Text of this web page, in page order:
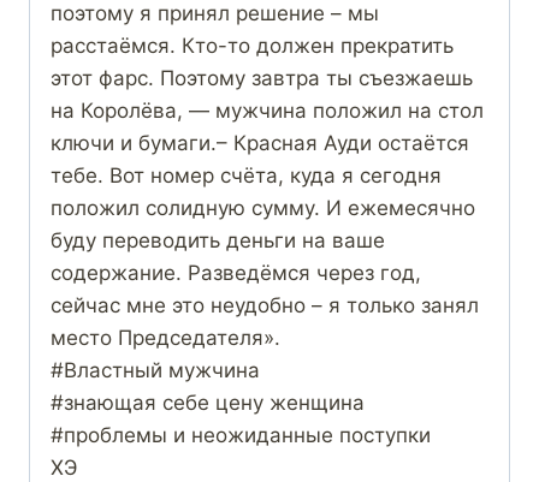
поэтому я принял решение – мы
расстаёмся. Кто-то должен прекратить
этот фарс. Поэтому завтра ты съезжаешь
на Королёва, — мужчина положил на стол
ключи и бумаги.– Красная Ауди остаётся
тебе. Вот номер счёта, куда я сегодня
положил солидную сумму. И ежемесячно
буду переводить деньги на ваше
содержание. Разведёмся через год,
сейчас мне это неудобно – я только занял
место Председателя».
#Властный мужчина
#знающая себе цену женщина
#проблемы и неожиданные поступки
ХЭ